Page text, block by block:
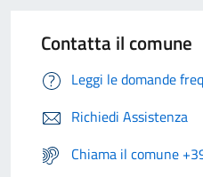
Contatta il comune
Leggi le domande
Richiedi Assistenza
Chiama il comune